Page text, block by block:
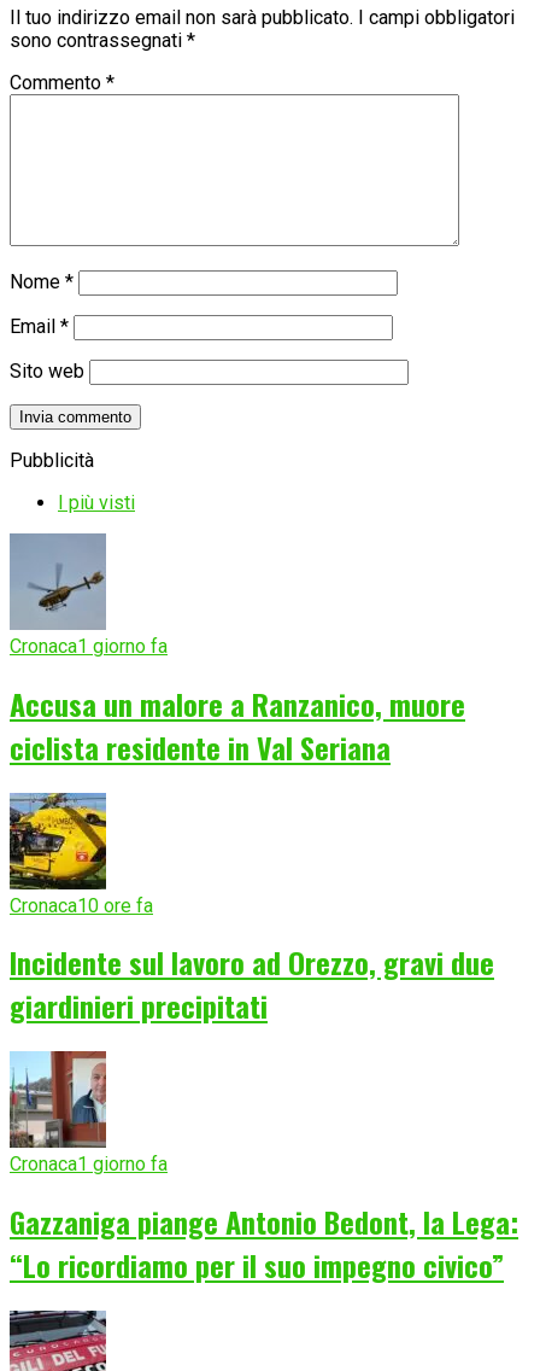
Il tuo indirizzo email non sarà pubblicato. I campi obbligatori
sono contrassegnati *
Commento *
Nome *
Email *
Sito web
Pubblicità
I più visti
Cronaca1 giorno fa
Accusa un malore a Ranzanico, muore
ciclista residente in Val Seriana
Cronaca10 ore fa
Incidente sul lavoro ad Orezzo, gravi due
giardinieri precipitati
Cronaca1 giorno fa
Gazzaniga piange Antonio Bedont, la Lega:
“Lo ricordiamo per il suo impegno civico”